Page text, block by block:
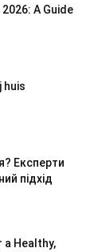
A Guide
huis
Експерти
підхід
a Healthy,